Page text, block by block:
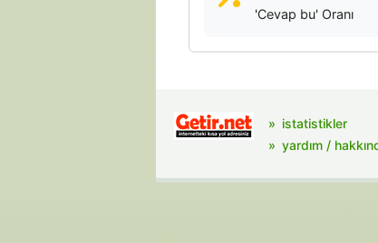
'Cevap bu' Oranı
istatistikler
yardım /